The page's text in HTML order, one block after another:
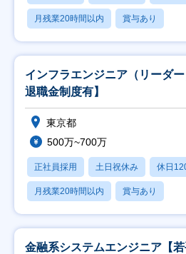
月残業20時間以内 賞与あり
インフラエンジニア（リーダ
退職金制度有】
東京都
500万~700万
正社員採用 土日祝休み 休日
月残業20時間以内 賞与あり
金融系システムエンジニア【